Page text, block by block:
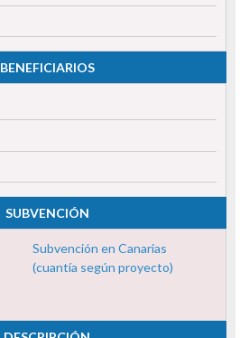
BENEFICIARIOS
SUBVENCIÓN
Subvención en Canarias
(cuantía según proyecto)